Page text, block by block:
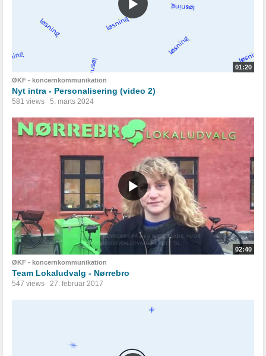
01:20
ØKF - koncernkommunikation
Nyt intra - Personalisering (video 2)
581 views 5. marts 2024
02:40
ØKF - koncernkommunikation
Team Lokaludvalg - Nørrebro
547 views 27. februar 2017